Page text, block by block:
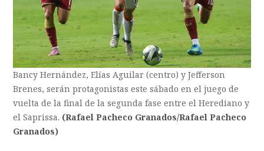
Bancy Hernández, Elías Aguilar (centro) y Jefferson
Brenes, serán protagonistas este sábado en el juego de
vuelta de la final de la segunda fase entre el Herediano y
el Saprissa. (Rafael Pacheco Granados/Rafael Pacheco
Granados)